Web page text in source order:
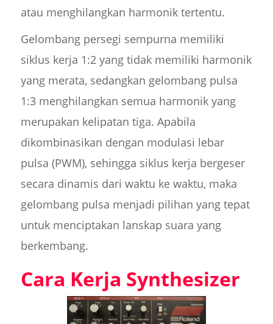
atau menghilangkan harmonik tertentu.
Gelombang persegi sempurna memiliki
siklus kerja 1:2 yang tidak memiliki harmonik
yang merata, sedangkan gelombang pulsa
1:3 menghilangkan semua harmonik yang
merupakan kelipatan tiga. Apabila
dikombinasikan dengan modulasi lebar
pulsa (PWM), sehingga siklus kerja bergeser
secara dinamis dari waktu ke waktu, maka
gelombang pulsa menjadi pilihan yang tepat
untuk menciptakan lanskap suara yang
berkembang.
Cara Kerja Synthesizer